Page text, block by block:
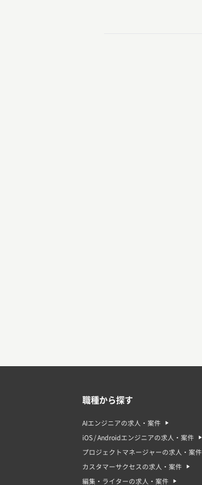
職種から探す
AIエンジニアの求人・案件
iOS / Androidエンジニアの求人・案件
プロジェクトマネージャーの求人・案件
カスタマーサクセスの求人・案件
編集・ライターの求人・案件